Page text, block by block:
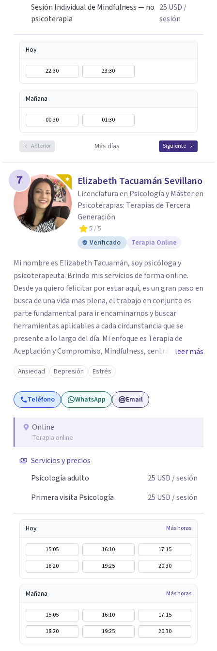
pensamientos y experiencias.
Sesión Individual de Mindfulness — no
psicoterapia
25 USD /
sesión
Hoy
22:30 23:30
Mañana
00:30 01:30
Anterior Más días Siguiente
7 Elizabeth Tacuamán Sevillano
Licenciatura en Psicología y Máster en
Psicoterapias: Terapias de Tercera
Generación
5 / 5
Verificado
Terapia Online
Mi nombre es Elizabeth Tacuamán, soy psicóloga y
psicoterapeuta. Brindo mis servicios de forma online.
Desde ya quiero felicitar por estar aquí, es un gran paso en
busca de una vida mas plena, el trabajo en conjunto es
parte fundamental para ir encaminarnos y buscar
herramientas aplicables a cada circunstancia que se
presente a lo largo del día. Mi enfoque es Terapia de
Aceptación y Compromiso, Mindfulness, centrándonos
directamente en los valores, creencias y tener conciencia
de ello, logrando mantener la empatía, escucha activa,
comunicación asertiva; con ello encontrar lo valioso que
en el camino se nos va desapareciendo, para así poder
su sufrimiento, obteniendo así una vida que merezca la
pena ser vivida.
leer más
Ansiedad Depresión Estrés
Teléfono WhatsApp Email
Online
Terapia online
Servicios y precios
Psicología adulto
25 USD / sesión
Primera visita Psicología
25 USD / sesión
Hoy Más horas
15:05 16:10
17:15
18:20
19:25 20:30
Mañana Más horas
15:05 16:10
17:15
18:20
19:25 20:30